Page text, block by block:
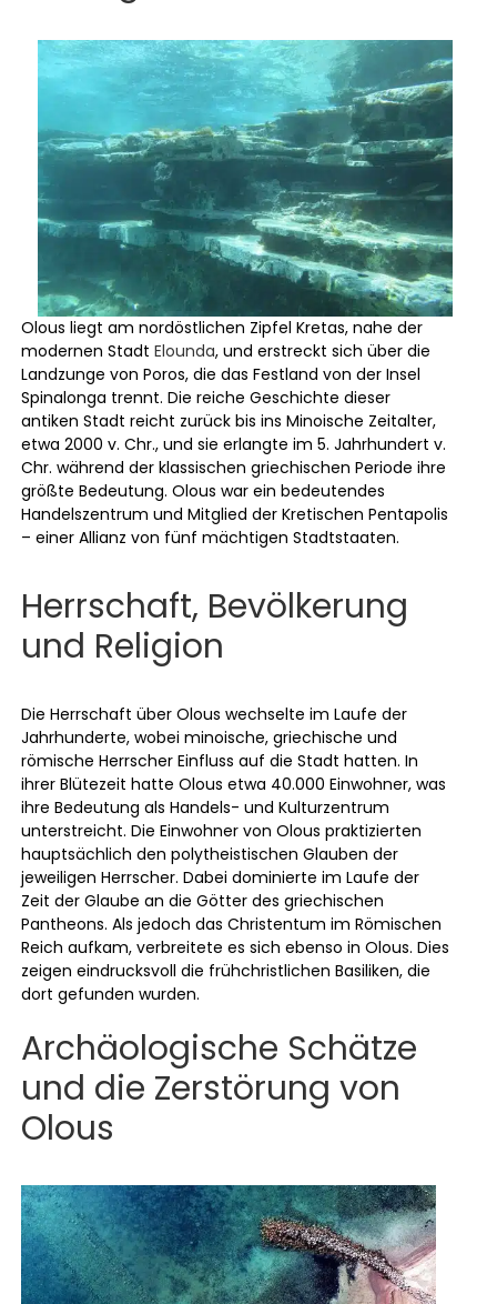
Olous liegt am nordöstlichen Zipfel Kretas, nahe der
modernen StadtElounda, und erstreckt sich über die
Landzunge von Poros, die das Festland von der Insel
Spinalonga trennt. Die reiche Geschichte dieser
antiken Stadt reicht zurück bis ins Minoische Zeitalter,
etwa 2000 v. Chr., und sie erlangte im 5. Jahrhundert v.
Chr. während der klassischen griechischen Periode ihre
größte Bedeutung. Olous war ein bedeutendes
Handelszentrum und Mitglied der Kretischen Pentapolis
– einer Allianz von fünf mächtigen Stadtstaaten.
Herrschaft, Bevölkerung
und Religion
Die Herrschaft über Olous wechselte im Laufe der
Jahrhunderte, wobei minoische, griechische und
römische Herrscher Einfluss auf die Stadt hatten. In
ihrer Blütezeit hatte Olous etwa 40.000 Einwohner, was
ihre Bedeutung als Handels- und Kulturzentrum
unterstreicht. Die Einwohner von Olous praktizierten
hauptsächlich den polytheistischen Glauben der
jeweiligen Herrscher. Dabei dominierte im Laufe der
Zeit der Glaube an die Götter des griechischen
Pantheons. Als jedoch das Christentum im Römischen
Reich aufkam, verbreitete es sich ebenso in Olous. Dies
zeigen eindrucksvoll die frühchristlichen Basiliken, die
dort gefunden wurden.
Archäologische Schätze
und die Zerstörung von
Olous